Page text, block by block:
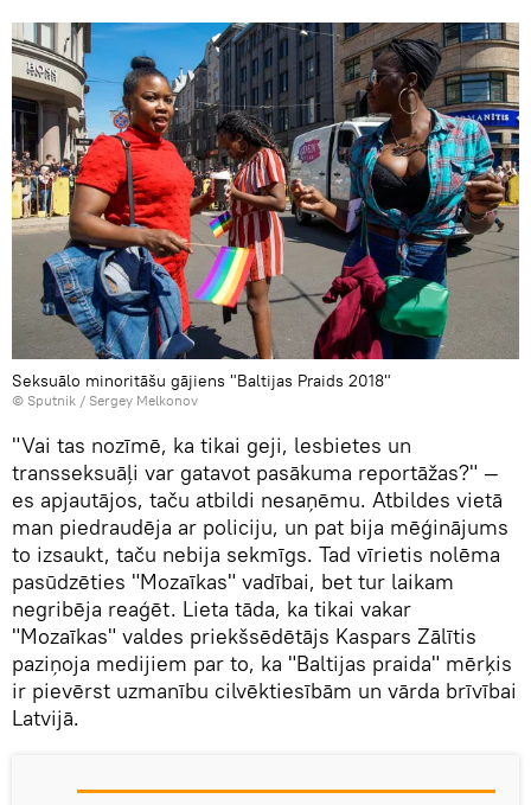
Seksuālo minoritāšu gājiens "Baltijas Praids 2018"
© Sputnik / Sergey Melkonov
"Vai tas nozīmē, ka tikai geji, lesbietes un
transseksuāļi var gatavot pasākuma reportāžas?" —
es apjautājos, taču atbildi nesaņēmu. Atbildes vietā
man piedraudēja ar policiju, un pat bija mēģinājums
to izsaukt, taču nebija sekmīgs. Tad vīrietis nolēma
pasūdzēties "Mozaīkas" vadībai, bet tur laikam
negribēja reaģēt. Lieta tāda, ka tikai vakar
"Mozaīkas" valdes priekšsēdētājs Kaspars Zālītis
paziņoja medijiem par to, ka "Baltijas praida" mērķis
ir pievērst uzmanību cilvēktiesībām un vārda brīvībai
Latvijā.